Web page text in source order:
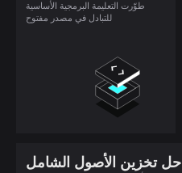
طوّرت التعليمة البرمجية الأساسية
للتبادل في مصدر مفتوح
حل تخزين الأصول الشامل